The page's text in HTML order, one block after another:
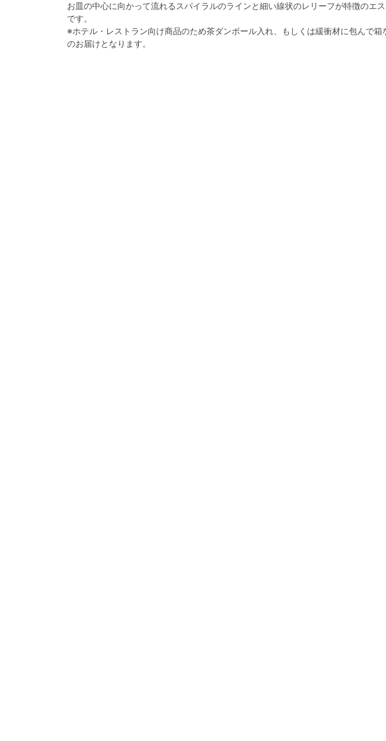
お皿の中心に向かって流れるスパイラルのラインと細い線状のレリーフが特徴のエ
です。
※ホテル・レストラン向け商品のため茶ダンボール入れ、もしくは緩衝材に包んで箱
のお届けとなります。